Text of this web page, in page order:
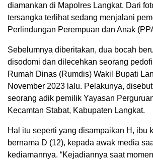
diamankan di Mapolres Langkat. Dari
tersangka terlihat sedang menjalani
Perlindungan Perempuan dan Anak
Sebelumnya diberitakan, dua bocah
disodomi dan dilecehkan seorang
Rumah Dinas (Rumdis) Wakil Bupati
November 2023 lalu. Pelakunya,
seorang adik pemilik Yayasan
Kecamtan Stabat, Kabupaten Langkat.
Hal itu seperti yang disampaikan H, ibu
bernama D (12), kepada awak media
kediamannya. “Kejadiannya saat